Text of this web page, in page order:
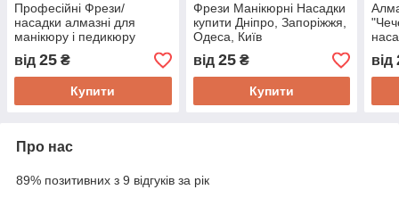
Професійні Фрези/
насадки алмазні для
манікюру і педикюру
від 25 ₴
Купити
Фрези Манікюрні Насадки
купити Дніпро, Запоріжжя,
Одеса, Київ
від 25₴
Купити
від
Про нас
89% позитивних з 9 відгуків за рік